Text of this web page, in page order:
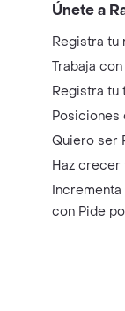
Únete a
Registra tu
Trabaja
Registra tu
Posiciones
Quiero ser
Haz crecer
Incrementa
con Pide